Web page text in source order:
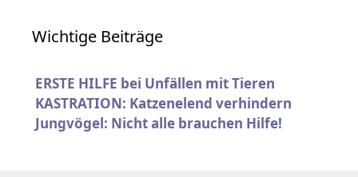
Wichtige Beiträge
ERSTE HILFE bei Unfällen mit Tieren
KASTRATION: Katzenelend verhindern
Jungvögel: Nicht alle brauchen Hilfe!